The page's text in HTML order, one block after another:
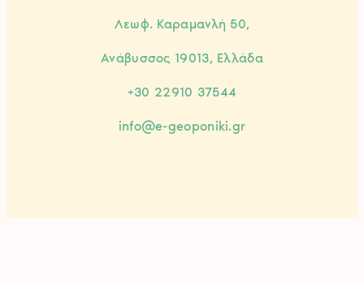
Λεωφ. Καραμανλή 50,
Ανάβυσσος 19013, Ελλάδα
+30 22910 37544
info@e-geoponiki.gr